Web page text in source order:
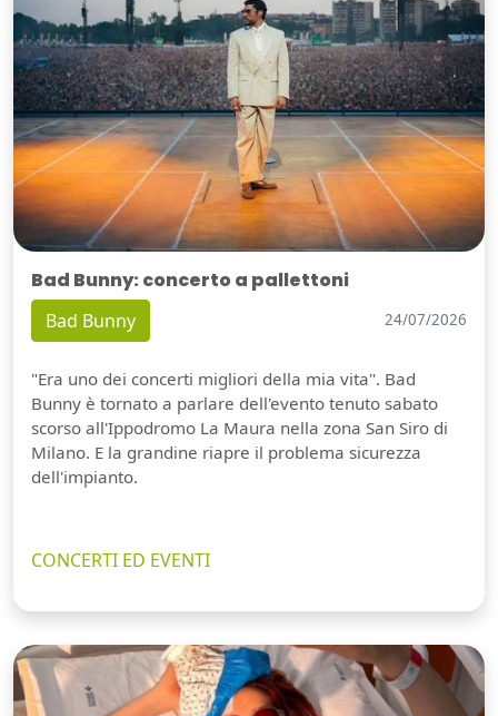
Bad Bunny: concerto a pallettoni
Bad Bunny 24/07/2026
"Era uno dei concerti migliori della mia vita". Bad
Bunny è tornato a parlare dell'evento tenuto sabato
scorso all'Ippodromo La Maura nella zona San Siro di
Milano. E la grandine riapre il problema sicurezza
dell'impianto.
CONCERTI ED EVENTI